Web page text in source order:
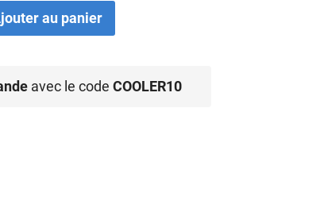
au panier
avec le code COOLER10